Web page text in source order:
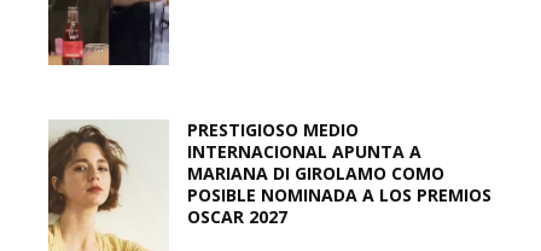
PRESTIGIOSO MEDIO
INTERNACIONAL APUNTA A
MARIANA DI GIROLAMO COMO
POSIBLE NOMINADA A LOS PREMIOS
OSCAR 2027